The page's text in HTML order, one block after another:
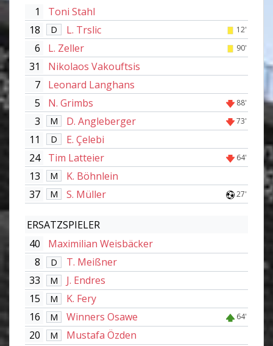
1
Toni Stahl
18
D L. Trslic 12'
6 L. Zeller 90'
31
Nikolaos Vakouftsis
7
Leonard Langhans
5
N. Grimbs 88'
3 M D. Angleberger 73'
11 D
E. Çelebi
24
Tim Latteier 64'
13 M
K. Böhnlein
37
M S. Müller 27'
ERSATZSPIELER
40
Maximilian Weisbäcker
8
D
T. Meißner
33
M
J. Endres
15
M
K. Fery
16
M Winners Osawe 64'
20 M
Mustafa Özden